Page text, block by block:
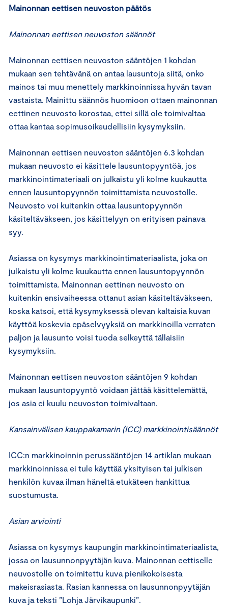
Mainonnan eettisen neuvoston päätös
Mainonnan eettisen neuvoston säännöt
Mainonnan eettisen neuvoston sääntöjen 1 kohdan
mukaan sen tehtävänä on antaa lausuntoja siitä, onko
mainos tai muu menettely markkinoinnissa hyvän tavan
vastaista. Mainittu säännös huomioon ottaen mainonnan
eettinen neuvosto korostaa, ettei sillä ole toimivaltaa
ottaa kantaa sopimusoikeudellisiin kysymyksiin.
Mainonnan eettisen neuvoston sääntöjen 6.3 kohdan
mukaan neuvosto ei käsittele lausuntopyyntöä, jos
markkinointimateriaali on julkaistu yli kolme kuukautta
ennen lausuntopyynnön toimittamista neuvostolle.
Neuvosto voi kuitenkin ottaa lausuntopyynnön
käsiteltäväkseen, jos käsittelyyn on erityisen painava
syy.
Asiassa on kysymys markkinointimateriaalista, joka on
julkaistu yli kolme kuukautta ennen lausuntopyynnön
toimittamista. Mainonnan eettinen neuvosto on
kuitenkin ensivaiheessa ottanut asian käsiteltäväkseen,
koska katsoi, että kysymyksessä olevan kaltaisia kuvan
käyttöä koskevia epäselvyyksiä on markkinoilla verraten
paljon ja lausunto voisi tuoda selkeyttä tällaisiin
kysymyksiin.
Mainonnan eettisen neuvoston sääntöjen 9 kohdan
mukaan lausuntopyyntö voidaan jättää käsittelemättä,
jos asia ei kuulu neuvoston toimivaltaan.
Kansainvälisen kauppakamarin (ICC) markkinointisäännöt
ICC:n markkinoinnin perussääntöjen 14 artiklan mukaan
markkinoinnissa ei tule käyttää yksityisen tai julkisen
henkilön kuvaa ilman häneltä etukäteen hankittua
suostumusta.
Asian arviointi
Asiassa on kysymys kaupungin markkinointimateriaalista,
jossa on lausunnonpyytäjän kuva. Mainonnan eettiselle
neuvostolle on toimitettu kuva pienikokoisesta
makeisrasiasta. Rasian kannessa on lausunnonpyytäjän
kuva ja teksti ”Lohja Järvikaupunki”.